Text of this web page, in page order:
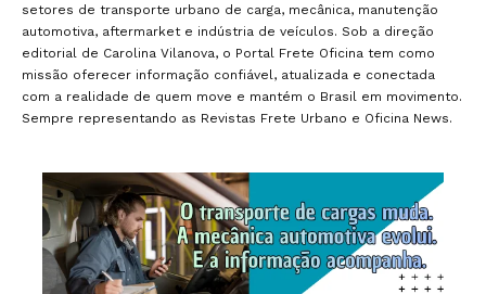
setores de transporte urbano de carga, mecânica, manutenção
automotiva, aftermarket e indústria de veículos. Sob a direção
editorial de Carolina Vilanova, o Portal Frete Oficina tem como
missão oferecer informação confiável, atualizada e conectada
com a realidade de quem move e mantém o Brasil em movimento.
Sempre representando as Revistas Frete Urbano e Oficina News.